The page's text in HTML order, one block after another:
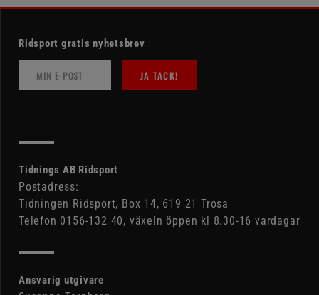
Ridsport gratis nyhetsbrev
JA TACK!
Tidnings AB Ridsport
Postadress:
Tidningen Ridsport, Box 14, 619 21 Trosa
Telefon 0156-132 40, växeln öppen kl 8.30-16 vardagar
Ansvarig utgivare